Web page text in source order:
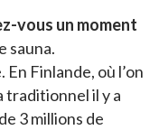
vous un moment
sauna.
Finlande, où l’on
traditionnel il y a
3 millions de